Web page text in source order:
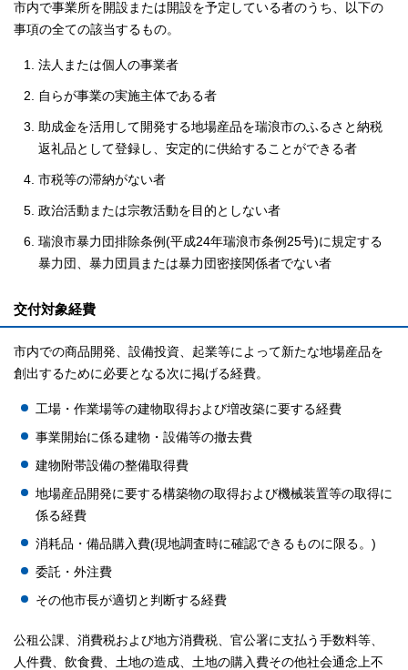
市内で事業所を開設または開設を予定している者のうち、以下の
事項の全ての該当するもの。
法人または個人の事業者
自らが事業の実施主体である者
助成金を活用して開発する地場産品を瑞浪市のふるさと納税
返礼品として登録し、安定的に供給することができる者
市税等の滞納がない者
政治活動または宗教活動を目的としない者
瑞浪市暴力団排除条例(平成24年瑞浪市条例25号)に規定する
暴力団、暴力団員または暴力団密接関係者でない者
交付対象経費
市内での商品開発、設備投資、起業等によって新たな地場産品を
創出するために必要となる次に掲げる経費。
工場・作業場等の建物取得および増改築に要する経費
事業開始に係る建物・設備等の撤去費
建物附帯設備の整備取得費
地場産品開発に要する構築物の取得および機械装置等の取得に
係る経費
消耗品・備品購入費(現地調査時に確認できるものに限る。)
委託・外注費
その他市長が適切と判断する経費
公租公課、消費税および地方消費税、官公署に支払う手数料等、
人件費、飲食費、土地の造成、土地の購入費その他社会通念上不